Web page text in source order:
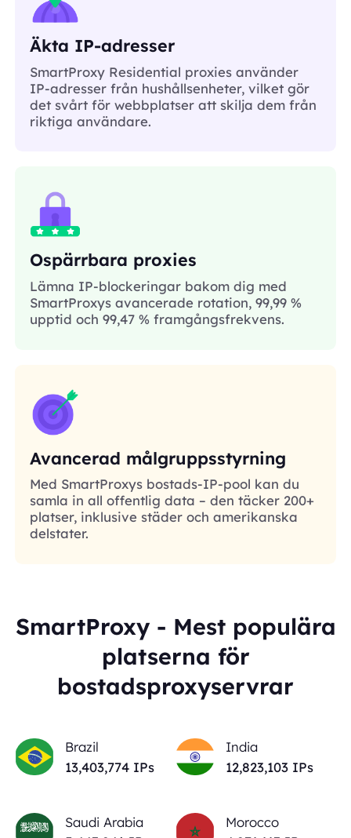
Äkta IP-adresser
SmartProxy Residential proxies använder
IP-adresser från hushållsenheter, vilket gör
det svårt för webbplatser att skilja dem från
riktiga användare.
Ospärrbara proxies
Lämna IP-blockeringar bakom dig med
SmartProxys avancerade rotation, 99,99 %
upptid och 99,47 % framgångsfrekvens.
Avancerad målgruppsstyrning
Med SmartProxys bostads-IP-pool kan du
samla in all offentlig data – den täcker 200+
platser, inklusive städer och amerikanska
delstater.
SmartProxy - Mest populära
platserna för
bostadsproxyservrar
Brazil
13,403,774 IPs
India
12,823,103 IPs
Saudi Arabia
Morocco